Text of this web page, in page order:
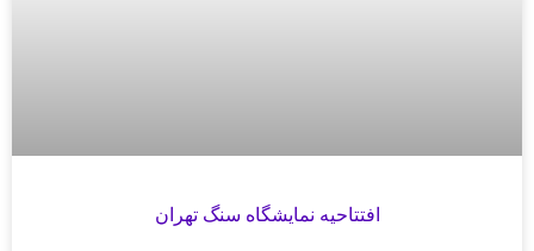
افتتاحیه نمایشگاه سنگ تهران